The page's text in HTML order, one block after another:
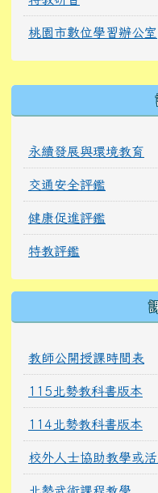
桃園市數位學習辦公室
永續發展與環境教育
交通安全評鑑
健康促進評鑑
特教評鑑
教師公開授課時間表
115北勢教科書版本
114北勢教科書版本
校外人士協助教學或
北勢武術課程教學